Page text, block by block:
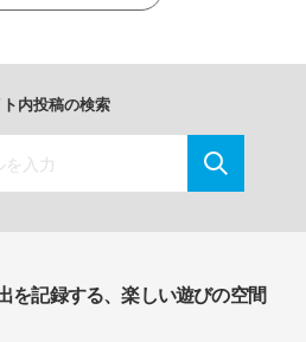
内投稿の検索
を記録する、楽しい遊びの空間